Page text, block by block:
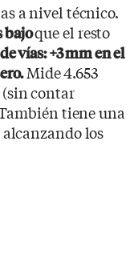
a nivel técnico.
bajoque el resto
vías: +3 mm en el
Mide 4.653
(sin contar
tiene una
los